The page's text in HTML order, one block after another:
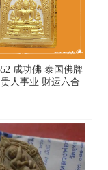
成功佛 泰国佛牌
人事业 财运六合